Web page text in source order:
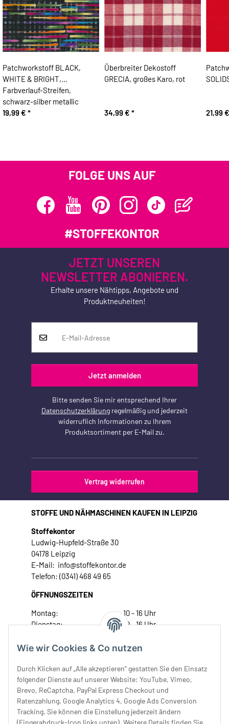
Wie wir Cookies & Co nutzen
Durch Klicken auf „Alle akzeptieren“ gestatten Sie den Einsatz
folgender Dienste auf unserer Website: YouTube, Vimeo,
Brevo, ReCaptcha, PayPal Express Checkout und
Ratenzahlung, Google Analytics 4, Google Ads Conversion
Tracking. Sie können die Einstellung jederzeit ändern
Patchworkstoff BLACK,
WHITE & BRIGHT,
Farbverlauf-Streifen,
schwarz-silber metallic
19,99 € *
Überbreiter Dekostoff
GRECIA, großes Karo, rot
34,99 € * 21,99
FOLGE UNS AUF
#STOFFEKONTOR
JETZT UNSEREN
NEWSLETTER ABONIEREN.
Erhalte unsere Nähtipps, Angebote und
Produktneuheiten!
Jetzt anmelden
Bitte senden Sie mir entsprechend Ihrer
Datenschutzerklärung regelmäßig und jederzeit
widerruflich Informationen zu Ihrem
Produktsortiment per E-Mail zu.
Vertrag widerrufen
STOFFE UND NÄHMASCHINEN KAUFEN IN LEIPZIG
Stoffekontor
Ludwig-Hupfeld-Straße 30
04178 Leipzig
E-Mail: info@stoffekontor.de
Telefon: (0341) 468 49 65
ÖFFNUNGSZEITEN
Montag:
10 - 16 Uhr
Dienstag:
10 - 16 Uhr
Donnerstag:
10 - 18 Uhr
Samstag:
10 - 14 Uhr
Unser Service
Rechtliches